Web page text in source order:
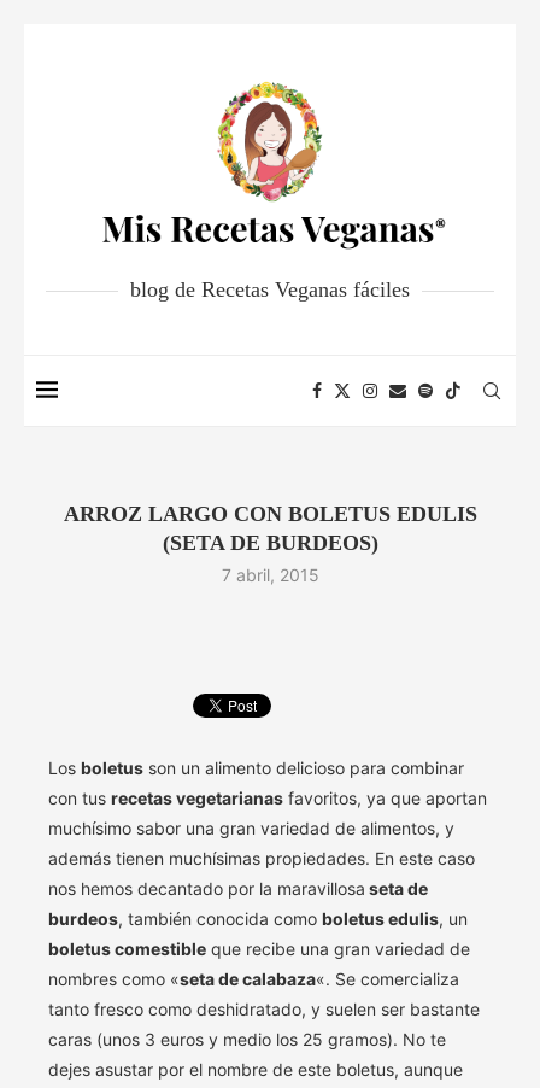
blog de Recetas Veganas fáciles
ARROZ LARGO CON BOLETUS EDULIS
(SETA DE BURDEOS)
7 abril, 2015
Los boletus son un alimento delicioso para combinar
con tus recetas vegetarianas favoritos, ya que aportan
muchísimo sabor una gran variedad de alimentos, y
además tienen muchísimas propiedades. En este caso
nos hemos decantado por la maravillosa seta de
burdeos, también conocida como boletus edulis, un
boletus comestible que recibe una gran variedad de
nombres como «seta de calabaza«. Se comercializa
tanto fresco como deshidratado, y suelen ser bastante
caras (unos 3 euros y medio los 25 gramos). No te
dejes asustar por el nombre de este boletus, aunque